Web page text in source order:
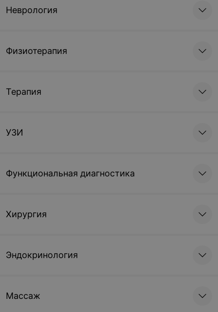
Неврология
Физиотерапия
Терапия
УЗИ
Функциональная диагностика
Хирургия
Эндокринология
Массаж